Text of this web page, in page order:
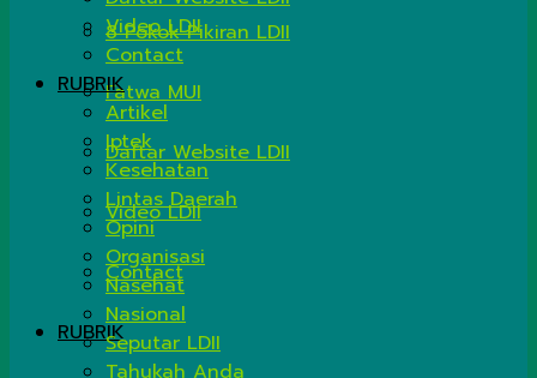
8 Pokok Pikiran LDII
Fatwa MUI
Daftar Website LDII
Video LDII
Contact
RUBRIK
Video LDII
Contact
RUBRIK
Artikel
Iptek
Kesehatan
Lintas Daerah
Opini
Organisasi
Nasehat
Nasional
Seputar LDII
Tahukah Anda